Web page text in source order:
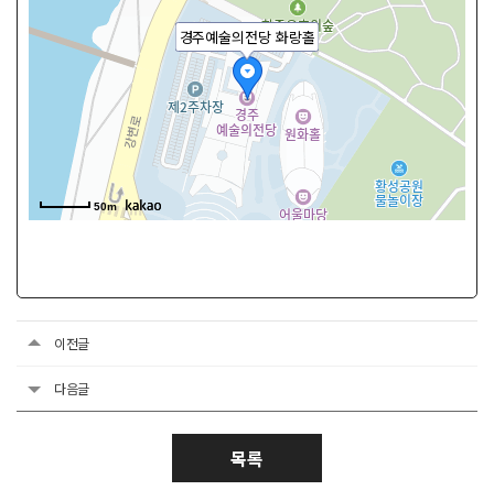
경주예술의전당 화랑홀
50m
이전글
다음글
목록